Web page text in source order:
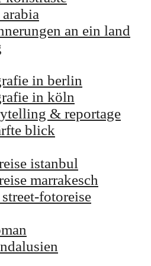
an ein land
in berlin
in köln
& reportage
blick
istanbul
marrakesch
fotoreise